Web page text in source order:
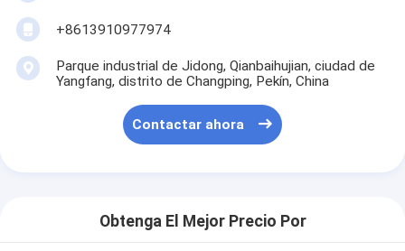
+8613910977974
Parque industrial de Jidong, Qianbaihujian, ciudad de
Yangfang, distrito de Changping, Pekín, China
Contactar ahora
Obtenga El Mejor Precio Por